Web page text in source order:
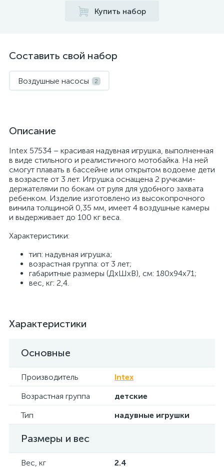
Купить набор
Составить свой набор
Воздушные насосы 2
Описание
Intex 57534 – красивая надувная игрушка, выполненная
в виде стильного и реалистичного мотобайка. На ней
смогут плавать в бассейне или открытом водоеме дети
в возрасте от 3 лет. Игрушка оснащена 2 ручками-
держателями по бокам от руля для удобного захвата
ребенком. Изделие изготовлено из высокопрочного
винила толщиной 0,35 мм, имеет 4 воздушные камеры
и выдерживает до 100 кг веса.
Характеристики:
тип: надувная игрушка;
возрастная группа: от 3 лет;
габаритные размеры (ДхШхВ), см: 180х94х71;
вес, кг: 2,4.
Характеристики
Основные
Производитель
Intex
Возрастная группа
детские
Тип
надувные игрушки
Размеры и вес
Вес, кг 2.4